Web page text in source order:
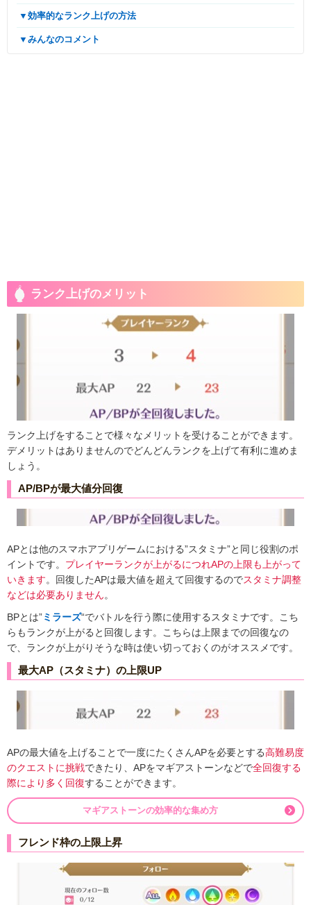
▼効率的なランク上げの方法
▼みんなのコメント
ランク上げのメリット
ランク上げをすることで様々なメリットを受けることができます。
デメリットはありませんのでどんどんランクを上げて有利に進めま
しょう。
AP/BPが最大値分回復
APとは他のスマホアプリゲームにおける”スタミナ”と同じ役割のポ
イントです。 プレイヤーランクが上がるにつれAPの上限も上がって
いきます。回復したAPは最大値を超えて回復するのでスタミナ調整
などは必要ありません。
BPとは”ミラーズ“でバトルを行う際に使用するスタミナです。こち
らもランクが上がると回復します。こちらは上限までの回復なの
で、ランクが上がりそうな時は使い切っておくのがオススメです。
最大AP（スタミナ）の上限UP
APの最大値を上げることで一度にたくさんAPを必要とする高難易度
のクエストに挑戦できたり、APをマギアストーンなどで全回復する
際により多く回復することができます。
マギアストーンの効率的な集め方
フレンド枠の上限上昇